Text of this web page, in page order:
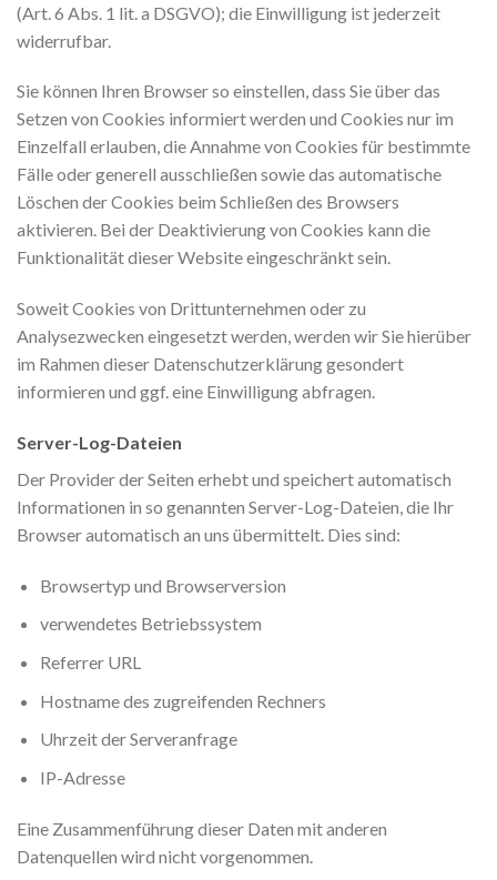
(Art. 6 Abs. 1 lit. a DSGVO); die Einwilligung ist jederzeit
widerrufbar.
Sie können Ihren Browser so einstellen, dass Sie über das
Setzen von Cookies informiert werden und Cookies nur im
Einzelfall erlauben, die Annahme von Cookies für bestimmte
Fälle oder generell ausschließen sowie das automatische
Löschen der Cookies beim Schließen des Browsers
aktivieren. Bei der Deaktivierung von Cookies kann die
Funktionalität dieser Website eingeschränkt sein.
Soweit Cookies von Drittunternehmen oder zu
Analysezwecken eingesetzt werden, werden wir Sie hierüber
im Rahmen dieser Datenschutzerklärung gesondert
informieren und ggf. eine Einwilligung abfragen.
Server-Log-Dateien
Der Provider der Seiten erhebt und speichert automatisch
Informationen in so genannten Server-Log-Dateien, die Ihr
Browser automatisch an uns übermittelt. Dies sind:
Browsertyp und Browserversion
verwendetes Betriebssystem
Referrer URL
Hostname des zugreifenden Rechners
Uhrzeit der Serveranfrage
IP-Adresse
Eine Zusammenführung dieser Daten mit anderen
Datenquellen wird nicht vorgenommen.